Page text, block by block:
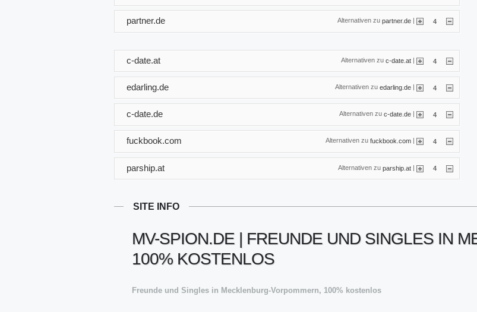
Alternativen zu partner.de 4
partner.de
Alternativen zu c-date.at | 4
c-date.at
Alternativen zu edarling.de | 4
edarling.de
Alternativen zu c-date.de | 4
c-date.de
Alternativen zu fuckbook.com 4
fuckbook.com
Alternativen zu parship.at | 4
parship.at
SITE INFO
MV-SPION.DE | FREUNDE UND SINGLES IN
100% KOSTENLOS
Freunde und Singles in Mecklenburg-Vorpommern, 100% kostenlos